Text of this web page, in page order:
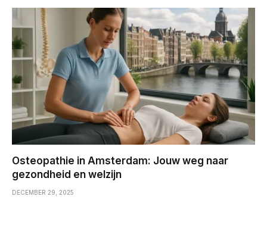
Osteopathie in Amsterdam: Jouw weg naar
gezondheid en welzijn
DECEMBER 29, 2025